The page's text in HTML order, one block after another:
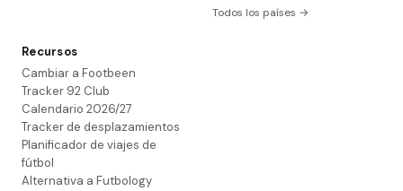
Todos los países →
Recursos
Cambiar a Footbeen
Tracker 92 Club
Calendario 2026/27
Tracker de desplazamientos
Planificador de viajes de
fútbol
Alternativa a Futbology